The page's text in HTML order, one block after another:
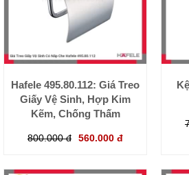
Hafele 495.80.112: Giá Treo
Giấy Vệ Sinh, Hợp Kim
Kẽm, Chống Thấm
800.000 đ 560.000 đ